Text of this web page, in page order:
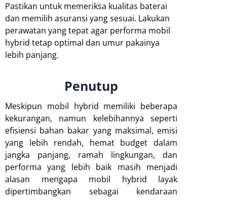
Pastikan untuk memeriksa kualitas baterai
dan memilih asuransi yang sesuai. Lakukan
perawatan yang tepat agar performa mobil
hybrid tetap optimal dan umur pakainya
lebih panjang.
Penutup
Meskipun mobil hybrid memiliki beberapa
kekurangan, namun kelebihannya seperti
efisiensi bahan bakar yang maksimal, emisi
yang lebih rendah, hemat budget dalam
jangka panjang, ramah lingkungan, dan
performa yang lebih baik masih menjadi
alasan mengapa mobil hybrid layak
dipertimbangkan sebagai kendaraan